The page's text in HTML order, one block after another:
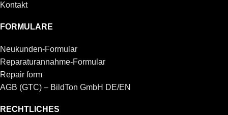
Kontakt
FORMULARE
Neukunden-Formular
Reparaturannahme-Formular
Repair form
AGB (GTC) – BildTon GmbH DE/EN
RECHTLICHES